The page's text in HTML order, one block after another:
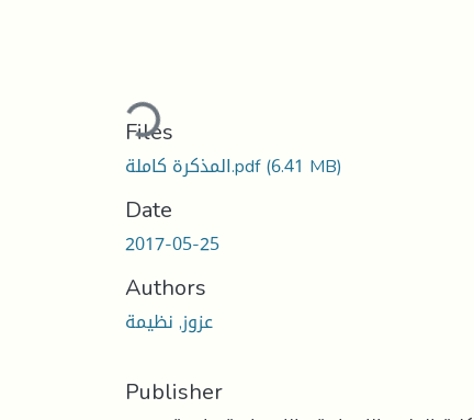
Loading...
Files
المذكرة كاملة.pdf(6.41 MB)
Date
2017-05-25
Authors
عزوز, نظيمة
Publisher